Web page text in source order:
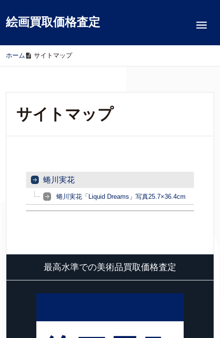
絵画買取価格査定
ホーム / サイトマップ
サイトマップ
蜷川実花
蜷川実花「Liquid Dreams」写真25.7×36.4cm
最高水準での美術品買取価格査定